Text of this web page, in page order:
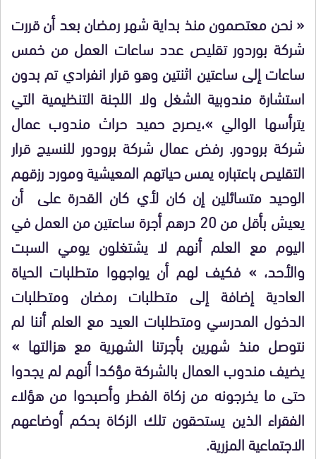
« نحن معتصمون منذ بداية شهر رمضان بعد أن قررت
شركة بوردور تقليص عدد ساعات العمل من خمس
ساعات إلى ساعتين اثنتين وهو قرار انفرادي تم بدون
استشارة مندوبية الشغل ولا اللجنة التنظيمية التي
يترأسها الوالي »،يصرح حميد حراث مندوب عمال
شركة برودور. رفض عمال شركة برودور للنسيج قرار
التقليص باعتباره يمس حياتهم المعيشية ومورد رزقهم
الوحيد متسائلين إن كان لأي كان القدرة على أن
يعيش بأقل من 20 درهم أجرة ساعتين من العمل في
اليوم مع العلم أنهم لا يشتغلون يومي السبت
والأحد، » فكيف لهم أن يواجهوا متطلبات الحياة
العادية إضافة إلى متطلبات رمضان ومتطلبات
الدخول المدرسي ومتطلبات العيد مع العلم أننا لم
نتوصل منذ شهرين بأجرتنا الشهرية مع هزالتها »
يضيف مندوب العمال بالشركة مؤكدا أنهم لم يجدوا
حتى ما يخرجونه من زكاة الفطر وأصبحوا من هؤلاء
الفقراء الذين يستحقون تلك الزكاة بحكم أوضاعهم
الاجتماعية المزرية.